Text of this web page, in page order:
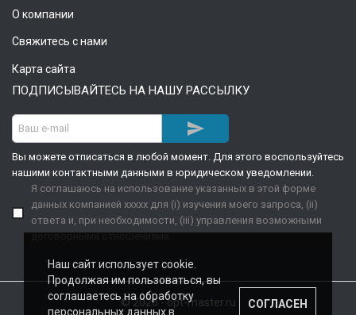
О компании
Свяжитесь с нами
Карта сайта
ПОДПИСЫВАЙТЕСЬ НА НАШУ РАССЫЛКУ

Вы можете отписаться в любой момент. Для этого воспользуйтесь
нашими контактными данными в юридическом уведомлении.
Я соглашаюсь на использование указанных в этой форме
данных компанией xxxxx для (i) изучения моего запроса, (ii)
ответа и, при необходимости, (iii) управления возможными
договорными отношениями.
© 2026 - opt-master.ru
Наш сайт использует cookie.
Продолжая им пользоваться, вы
соглашаетесь на обработку
персональных данных в
СОГЛАСЕН